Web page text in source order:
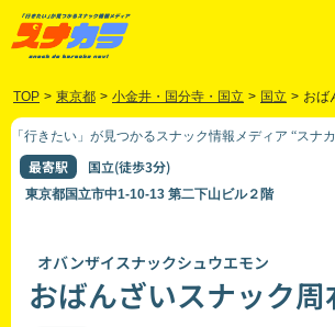
TOP > 東京都 > 小金井・国分寺・国立 > 国立 > おば
「行きたい」が見つかるスナック情報メディア “スナ
最寄駅 国立(徒歩3分)
東京都国立市中1-10-13 第二下山ビル２階
オバンザイスナックシュウエモン
おばんざいスナック周